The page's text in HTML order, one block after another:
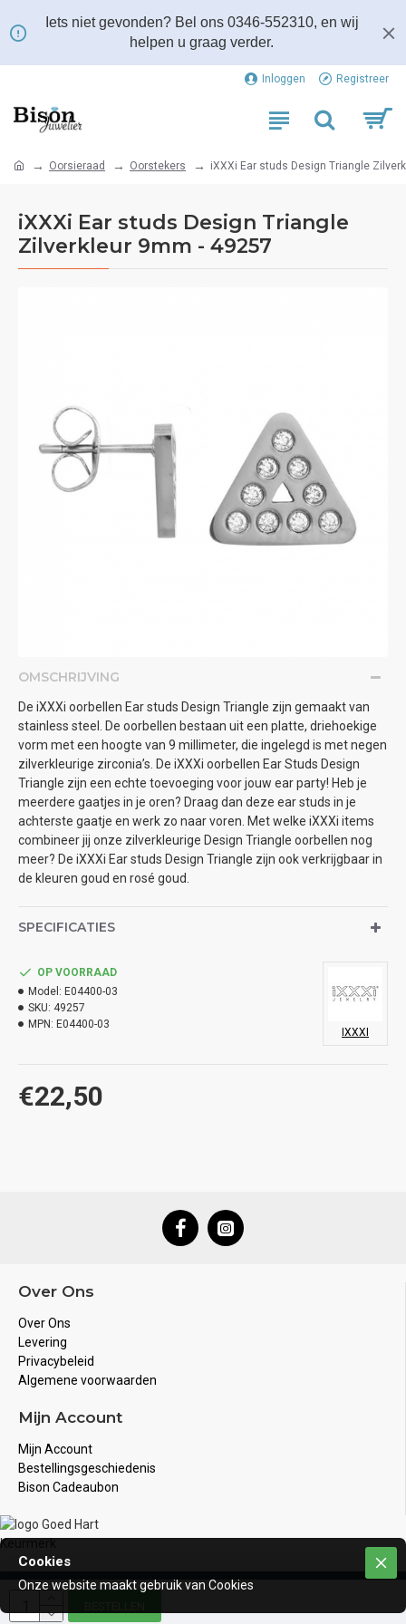
Iets niet gevonden? Bel ons 0346-552310, en wij
helpen u graag verder.
Inloggen Registreer
Oorsieraad Oorstekers iXXXi Ear studs Design Triangle
iXXXi Ear studs Design Triangle
Zilverkleur 9mm - 49257
OMSCHRIJVING
De iXXXi oorbellen Ear studs Design Triangle zijn gemaakt van
stainless steel. De oorbellen bestaan uit een platte, driehoekige
vorm met een hoogte van 9 millimeter, die ingelegd is met negen
zilverkleurige zirconia’s. De iXXXi oorbellen Ear Studs Design
Triangle zijn een echte toevoeging voor jouw ear party! Heb je
meerdere gaatjes in je oren? Draag dan deze ear studs in je
achterste gaatje en werk zo naar voren. Met welke iXXXi items
combineer jij onze zilverkleurige Design Triangle oorbellen nog
meer? De iXXXi Ear studs Design Triangle zijn ook verkrijgbaar in
de kleuren goud en rosé goud.
SPECIFICATIES
€22,50
OP VOORRAAD
Model: E04400-03
SKU: 49257
MPN: E04400-03
IXXXI
Over Ons
Over Ons
Levering
Privacybeleid
Algemene voorwaarden
Mijn Account
Mijn Account
Bestellingsgeschiedenis
Bison Cadeaubon
Cookies
Onze website maakt gebruik van Cookies